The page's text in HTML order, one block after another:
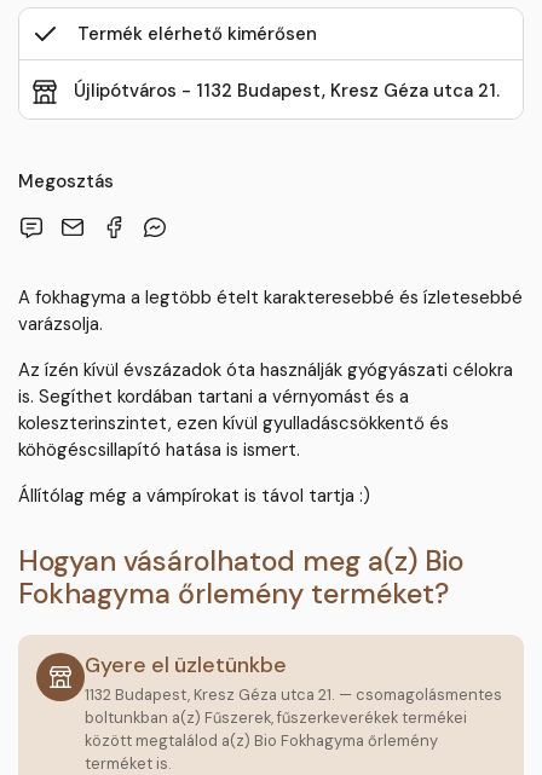
Termék elérhető kimérősen
Újlipótváros - 1132 Budapest, Kresz Géza utca 21.
Megosztás
A fokhagyma a legtöbb ételt karakteresebbé és ízletesebbé
varázsolja.
Az ízén kívül évszázadok óta használják gyógyászati célokra
is. Segíthet kordában tartani a vérnyomást és a
koleszterinszintet, ezen kívül gyulladáscsökkentő és
köhögéscsillapító hatása is ismert.
Állítólag még a vámpírokat is távol tartja :)
Hogyan vásárolhatod meg a(z) Bio
Fokhagyma őrlemény terméket?
Gyere el üzletünkbe
1132 Budapest, Kresz Géza utca 21. — csomagolásmentes
boltunkban a(z) Fűszerek, fűszerkeverékek termékei
között megtalálod a(z) Bio Fokhagyma őrlemény
terméket is.